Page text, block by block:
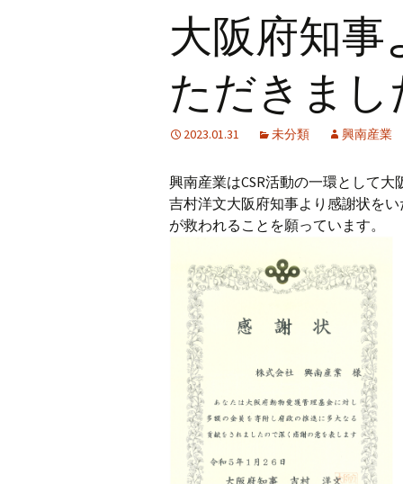
大阪府知
ただきまし
2023.01.31 未分類 興南産業
興南産業はCSR活動の一環として
吉村洋文大阪府知事より感謝状を
が救われることを願っています。